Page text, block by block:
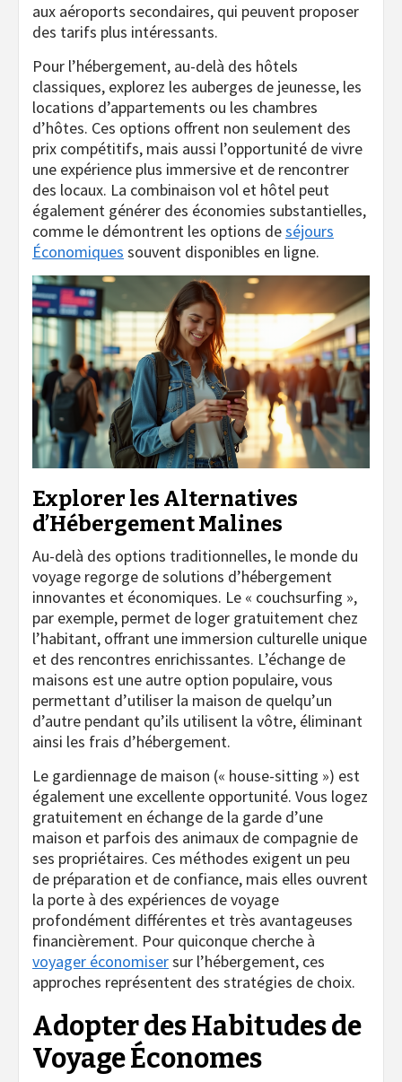
aux aéroports secondaires, qui peuvent proposer
des tarifs plus intéressants.
Pour l’hébergement, au-delà des hôtels
classiques, explorez les auberges de jeunesse, les
locations d’appartements ou les chambres
d’hôtes. Ces options offrent non seulement des
prix compétitifs, mais aussi l’opportunité de vivre
une expérience plus immersive et de rencontrer
des locaux. La combinaison vol et hôtel peut
également générer des économies substantielles,
comme le démontrent les options deséjours
Économiques souvent disponibles en ligne.
Explorer les Alternatives
d’Hébergement Malines
Au-delà des options traditionnelles, le monde du
voyage regorge de solutions d’hébergement
innovantes et économiques. Le « couchsurfing »,
par exemple, permet de loger gratuitement chez
l’habitant, offrant une immersion culturelle unique
et des rencontres enrichissantes. L’échange de
maisons est une autre option populaire, vous
permettant d’utiliser la maison de quelqu’un
d’autre pendant qu’ils utilisent la vôtre, éliminant
ainsi les frais d’hébergement.
Le gardiennage de maison (« house-sitting ») est
également une excellente opportunité. Vous logez
gratuitement en échange de la garde d’une
maison et parfois des animaux de compagnie de
ses propriétaires. Ces méthodes exigent un peu
de préparation et de confiance, mais elles ouvrent
la porte à des expériences de voyage
profondément différentes et très avantageuses
financièrement. Pour quiconque cherche à
voyager économisersur l’hébergement, ces
approches représentent des stratégies de choix.
Adopter des Habitudes de
Voyage Économes